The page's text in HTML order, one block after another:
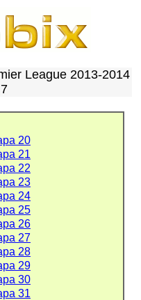
League 2013-2014
20
21
22
23
24
25
26
27
28
29
30
31